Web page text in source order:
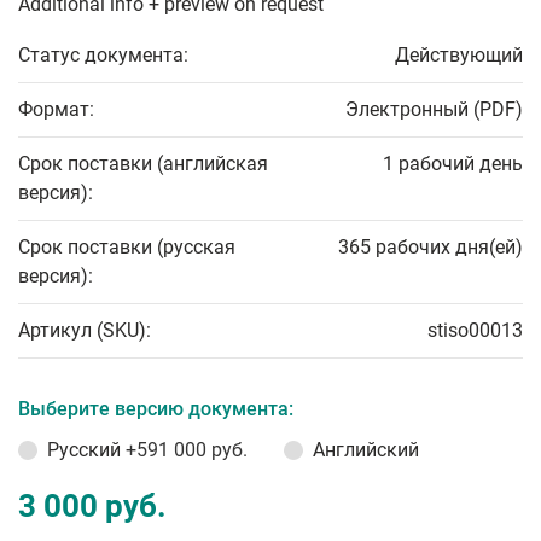
Статус документа: Действующий
Формат: Электронный (PDF)
Срок поставки (английская
версия):
1 рабочий день
Срок поставки (русская
версия):
365 рабочих дня(ей)
Артикул (SKU): stiso00013
Выберите версию документа:
Русский +591 000 руб. Английский
3 000 руб.